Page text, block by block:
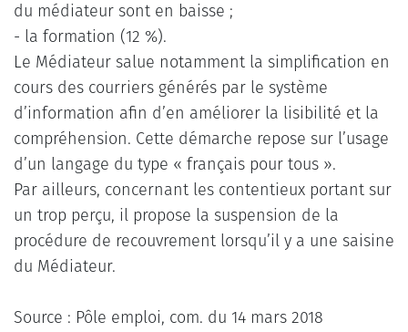
du médiateur sont en baisse ;
- la formation (12 %).
Le Médiateur salue notamment la simplification en
cours des courriers générés par le système
d’information afin d’en améliorer la lisibilité et la
compréhension. Cette démarche repose sur l’usage
d’un langage du type « français pour tous ».
Par ailleurs, concernant les contentieux portant sur
un trop perçu, il propose la suspension de la
procédure de recouvrement lorsqu’il y a une saisine
du Médiateur.
Source : Pôle emploi, com. du 14 mars 2018